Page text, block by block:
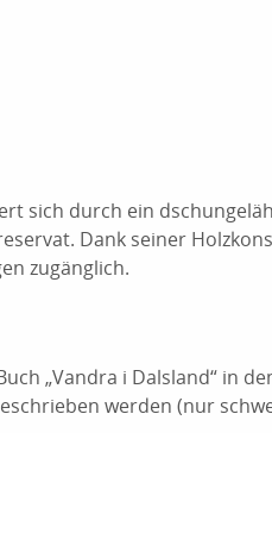
sich durch ein
Dank seiner
zugänglich.
„Vandra i Dalsland“ in
werden (nur